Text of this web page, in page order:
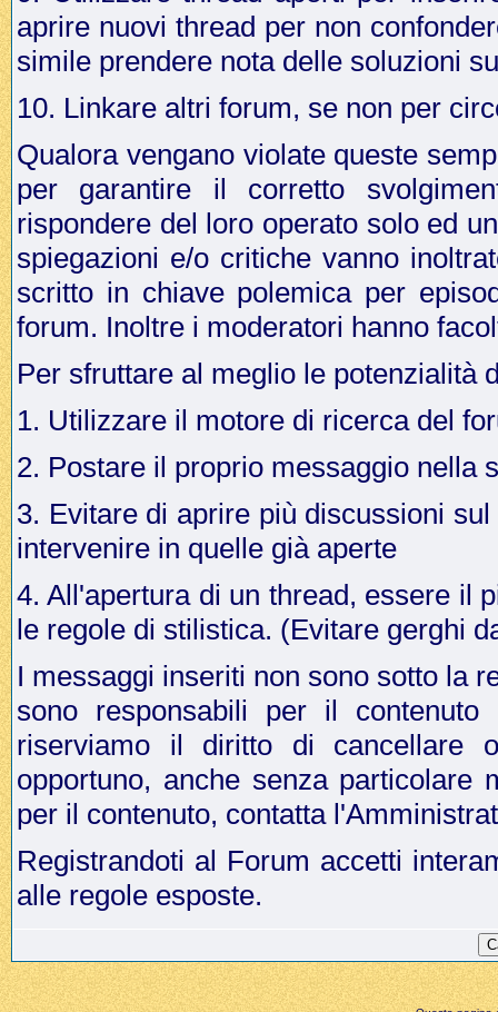
aprire nuovi thread per non
simile prendere nota delle soluzioni
10. Linkare altri forum, se non per
Qualora vengano violate queste
per garantire il corretto
rispondere del loro operato solo ed
spiegazioni e/o critiche vanno
scritto in chiave polemica per
forum. Inoltre i moderatori hanno
Per sfruttare al meglio le potenzialità
1. Utilizzare il motore di ricerca del
2. Postare il proprio messaggio nella
3. Evitare di aprire più discussioni
intervenire in quelle già aperte
4. All'apertura di un thread, essere il
le regole di stilistica. (Evitare gerghi
I messaggi inseriti non sono sotto la
sono responsabili per il
riserviamo il diritto di cancellare
opportuno, anche senza particolare
per il contenuto, contatta
Registrandoti al Forum accetti
alle regole esposte.